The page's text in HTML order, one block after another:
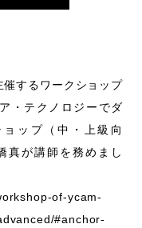
するワークショップ
・テクノロジーでダ
ップ（中・上級向
真が講師を務めまし
of-ycam-
#anchor-